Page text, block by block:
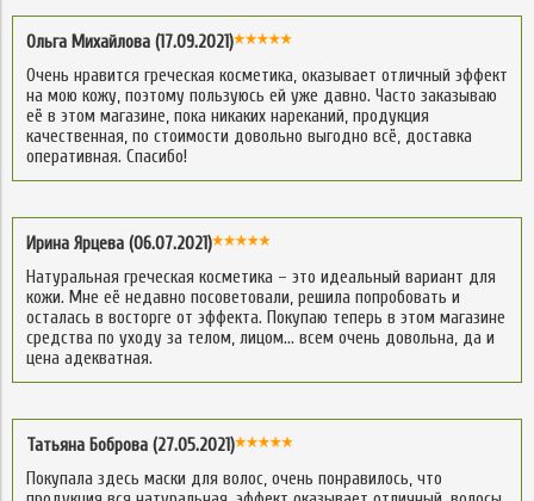
Ольга Михайлова (17.09.2021)
Очень нравится греческая косметика, оказывает отличный эффект
на мою кожу, поэтому пользуюсь ей уже давно. Часто заказываю
её в этом магазине, пока никаких нареканий, продукция
качественная, по стоимости довольно выгодно всё, доставка
оперативная. Спасибо!
Ирина Ярцева (06.07.2021)
Натуральная греческая косметика – это идеальный вариант для
кожи. Мне её недавно посоветовали, решила попробовать и
осталась в восторге от эффекта. Покупаю теперь в этом магазине
средства по уходу за телом, лицом… всем очень довольна, да и
цена адекватная.
Татьяна Боброва (27.05.2021)
Покупала здесь маски для волос, очень понравилось, что